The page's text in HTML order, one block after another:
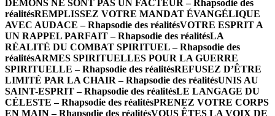
DÉMONS NE SONT PAS UN FACTEUR – Rhapsodie des
réalitésREMPLISSEZ VOTRE MANDAT ÉVANGÉLIQUE
AVEC AUDACE – Rhapsodie des réalitésVOTRE ESPRIT A
UN RAPPEL PARFAIT – Rhapsodie des réalitésLA
RÉALITÉ DU COMBAT SPIRITUEL – Rhapsodie des
réalitésARMES SPIRITUELLES POUR LA GUERRE
SPIRITUELLE – Rhapsodie des réalitésREFUSEZ D’ÊTRE
LIMITÉ PAR LA CHAIR – Rhapsodie des réalitésUNIS AU
SAINT-ESPRIT – Rhapsodie des réalitésLE LANGAGE DU
CÉLESTE – Rhapsodie des réalitésPRENEZ VOTRE CORPS
EN MAIN – Rhapsodie des réalitésVOUS ÊTES LA VOIX DE